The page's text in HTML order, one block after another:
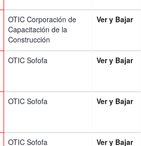
OTIC Corporación de
Capacitación de la
Construcción
Ver y Bajar
OTIC Sofofa Ver y Bajar
OTIC Sofofa Ver y Bajar
OTIC Sofofa Ver y Bajar